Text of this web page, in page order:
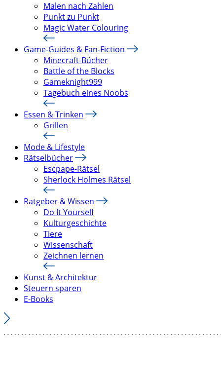
Malen nach Zahlen
Punkt zu Punkt
Magic Water Colouring
Game-Guides & Fan-Fiction
Minecraft-Bücher
Battle of the Blocks
Gameknight999
Tagebuch eines Noobs
Essen & Trinken
Grillen
Mode & Lifestyle
Rätselbücher
Escpape-Rätsel
Sherlock Holmes Rätsel
Ratgeber & Wissen
Do It Yourself
Kulturgeschichte
Tiere
Wissenschaft
Zeichnen lernen
Kunst & Architektur
Steuern sparen
E-Books